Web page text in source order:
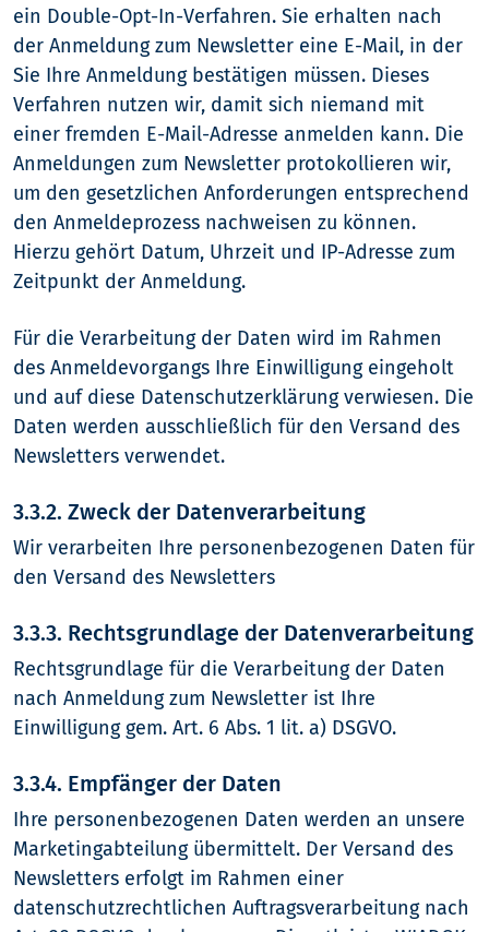
ein Double-Opt-In-Verfahren. Sie erhalten nach
der Anmeldung zum Newsletter eine E-Mail, in der
Sie Ihre Anmeldung bestätigen müssen. Dieses
Verfahren nutzen wir, damit sich niemand mit
einer fremden E-Mail-Adresse anmelden kann. Die
Anmeldungen zum Newsletter protokollieren wir,
um den gesetzlichen Anforderungen entsprechend
den Anmeldeprozess nachweisen zu können.
Hierzu gehört Datum, Uhrzeit und IP-Adresse zum
Zeitpunkt der Anmeldung.
Für die Verarbeitung der Daten wird im Rahmen
des Anmeldevorgangs Ihre Einwilligung eingeholt
und auf diese Datenschutzerklärung verwiesen. Die
Daten werden ausschließlich für den Versand des
Newsletters verwendet.
3.3.2. Zweck der Datenverarbeitung
Wir verarbeiten Ihre personenbezogenen Daten für
den Versand des Newsletters
3.3.3. Rechtsgrundlage der Datenverarbeitung
Rechtsgrundlage für die Verarbeitung der Daten
nach Anmeldung zum Newsletter ist Ihre
Einwilligung gem. Art. 6 Abs. 1 lit. a) DSGVO.
3.3.4. Empfänger der Daten
Ihre personenbezogenen Daten werden an unsere
Marketingabteilung übermittelt. Der Versand des
Newsletters erfolgt im Rahmen einer
datenschutzrechtlichen Auftragsverarbeitung nach